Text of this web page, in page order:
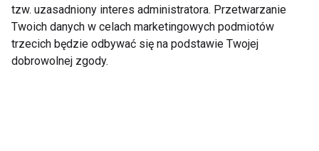
tzw. uzasadniony interes administratora. Przetwarzanie
Twoich danych w celach marketingowych podmiotów
trzecich będzie odbywać się na podstawie Twojej
dobrowolnej zgody.